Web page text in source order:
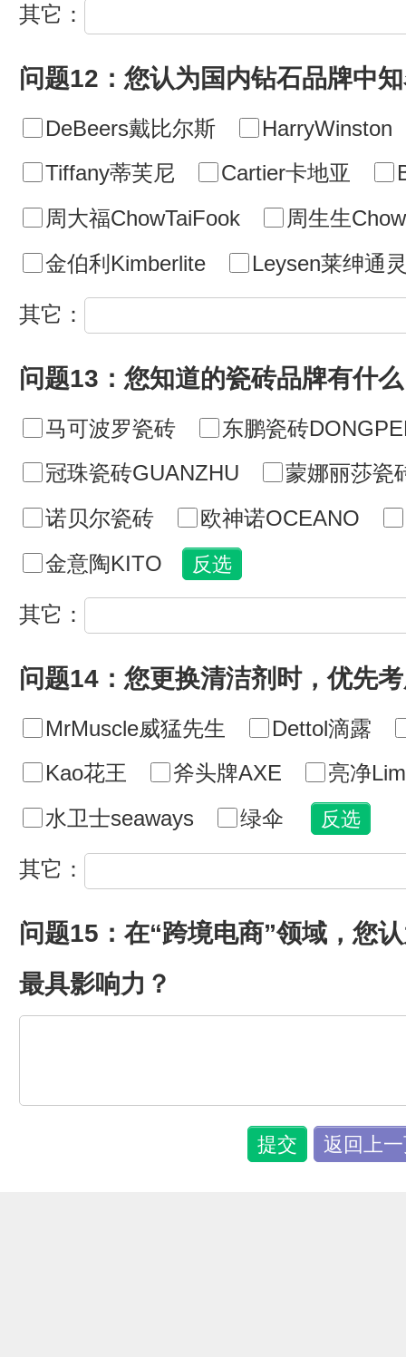
其它：
问题12：您认为国内钻石品牌中
DeBeers戴比尔斯
HarryWinston
Tiffany蒂芙尼
Cartier卡地亚
周大福ChowTaiFook
周生生
金伯利Kimberlite
Leysen莱绅通
其它：
问题13：您知道的瓷砖品牌有什
马可波罗瓷砖
东鹏瓷砖
冠珠瓷砖GUANZHU
蒙娜丽莎瓷
诺贝尔瓷砖
欧神诺OCEANO
金意陶KITO
其它：
问题14：您更换清洁剂时，优先
MrMuscle威猛先生
Dettol滴露
Kao花王
斧头牌AXE
亮净
水卫士seaways
绿伞
其它：
问题15：在“跨境电商”领域，您
最具影响力？